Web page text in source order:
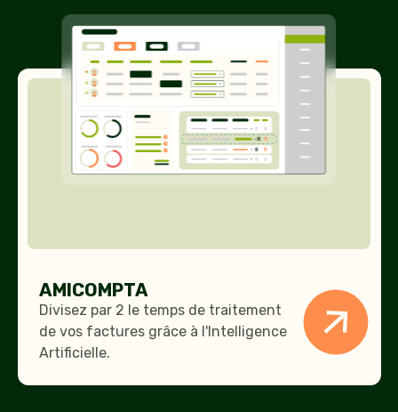
AMICOMPTA
Divisez par 2 le temps de traitement
de vos factures grâce à l'Intelligence
Artificielle.
AMICOMPTA